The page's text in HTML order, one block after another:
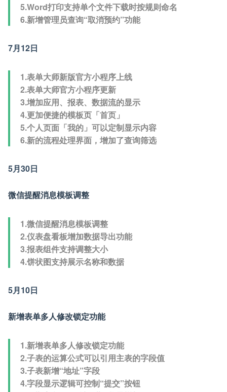
5.Word打印支持单个文件下载时按规则命名
6.新增管理员查询“取消预约”功能
7月12日
1.表单大师新版官方小程序上线
2.表单大师官方小程序更新
3.增加应用、报表、数据流的显示
4.更加便捷的模板页「首页」
5.个人页面「我的」可以定制显示内容
6.新的流程处理界面，增加了查询筛选
5月30日
微信提醒消息模板调整
1.微信提醒消息模板调整
2.仪表盘看板增加数据导出功能
3.报表组件支持调整大小
4.饼状图支持展示名称和数据
5月10日
新增表单多人修改锁定功能
1.新增表单多人修改锁定功能
2.子表的运算公式可以引用主表的字段值
3.子表新增“地址”字段
4.字段显示逻辑可控制“提交”按钮